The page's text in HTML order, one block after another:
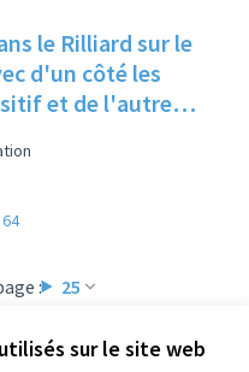
sur le site web
le Rilliard sur le
d'un côté les
et de l'autre
de lieux à
: 25
64